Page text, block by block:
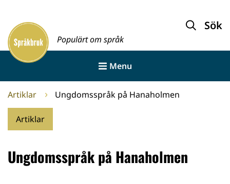
innehållet
Framsida
Populärt om språk
Sök
Menu
Artiklar Ungdomsspråk på Hanaholmen
Artiklar
Ungdomsspråk på Hanaholmen